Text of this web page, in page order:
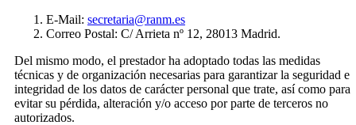
E-Mail: secretaria@ranm.es
Correo Postal: C/ Arrieta nº 12, 28013 Madrid.
Del mismo modo, el prestador ha adoptado todas las medidas
técnicas y de organización necesarias para garantizar la seguridad e
integridad de los datos de carácter personal que trate, así como para
evitar su pérdida, alteración y/o acceso por parte de terceros no
autorizados.